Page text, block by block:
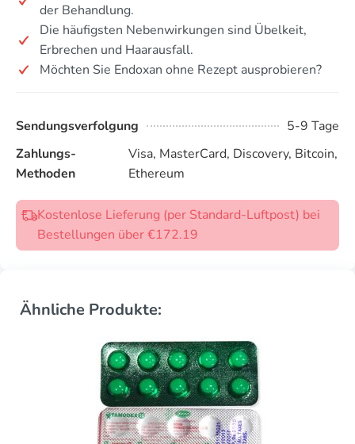
der Behandlung.
Die häufigsten Nebenwirkungen sind Übelkeit,
Erbrechen und Haarausfall.
Möchten Sie Endoxan ohne Rezept ausprobieren?
Sendungsverfolgung
5-9 Tage
Zahlungs-
Methoden
Visa, MasterCard, Discovery, Bitcoin,
Ethereum
Kostenlose Lieferung (per Standard-Luftpost) bei
Bestellungen über €172.19
Ähnliche Produkte: